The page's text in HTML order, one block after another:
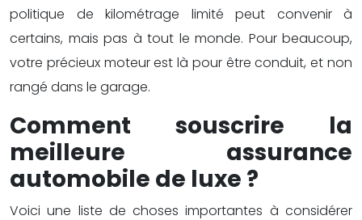
politique de kilométrage limité peut convenir à
certains, mais pas à tout le monde. Pour beaucoup,
votre précieux moteur est là pour être conduit, et non
rangé dans le garage.
Comment souscrire la
meilleure assurance
automobile de luxe ?
Voici une liste de choses importantes à considérer